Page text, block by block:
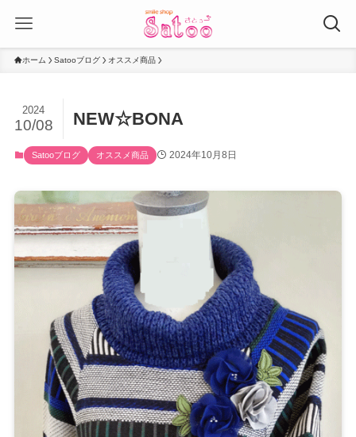
ホーム Satooブログ オススメ商品
NEW☆BONA
2024
10/08
Satooブログ オススメ商品 2024年10月8日